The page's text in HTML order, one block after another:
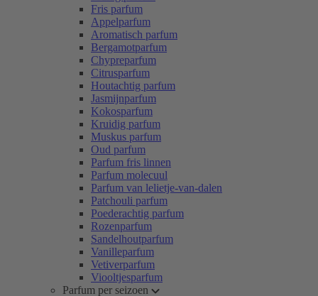
Fris parfum
Appelparfum
Aromatisch parfum
Bergamotparfum
Chypreparfum
Citrusparfum
Houtachtig parfum
Jasmijnparfum
Kokosparfum
Kruidig parfum
Muskus parfum
Oud parfum
Parfum fris linnen
Parfum molecuul
Parfum van lelietje-van-dalen
Patchouli parfum
Poederachtig parfum
Rozenparfum
Sandelhoutparfum
Vanilleparfum
Vetiverparfum
Viooltjesparfum
Parfum per seizoen